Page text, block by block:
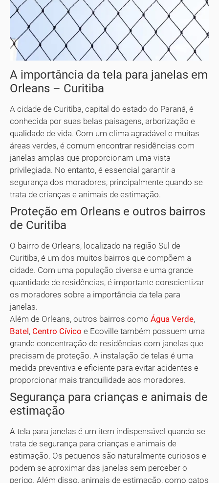
A importância da tela para janelas em
Orleans – Curitiba
A cidade de Curitiba, capital do estado do Paraná, é
conhecida por suas belas paisagens, arborização e
qualidade de vida. Com um clima agradável e muitas
áreas verdes, é comum encontrar residências com
janelas amplas que proporcionam uma vista
privilegiada. No entanto, é essencial garantir a
segurança dos moradores, principalmente quando se
trata de crianças e animais de estimação.
Proteção em Orleans e outros bairros
de Curitiba
O bairro de Orleans, localizado na região Sul de
Curitiba, é um dos muitos bairros que compõem a
cidade. Com uma população diversa e uma grande
quantidade de residências, é importante conscientizar
os moradores sobre a importância da tela para
janelas.
Além de Orleans, outros bairros como Água Verde,
Batel , Centro Cívico e Ecoville também possuem uma
grande concentração de residências com janelas que
precisam de proteção. A instalação de telas é uma
medida preventiva e eficiente para evitar acidentes e
proporcionar mais tranquilidade aos moradores.
Segurança para crianças e animais de
estimação
A tela para janelas é um item indispensável quando se
trata de segurança para crianças e animais de
estimação. Os pequenos são naturalmente curiosos e
podem se aproximar das janelas sem perceber o
perigo. Além disso, animais de estimação, como gatos